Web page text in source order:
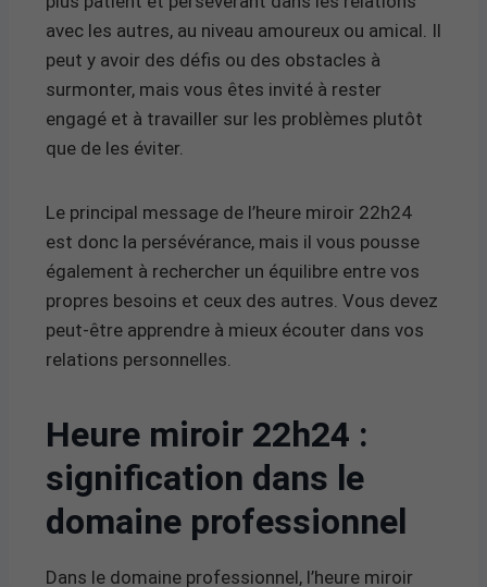
avec les autres, au niveau amoureux ou amical. Il
peut y avoir des défis ou des obstacles à
surmonter, mais vous êtes invité à rester
engagé et à travailler sur les problèmes plutôt
que de les éviter.
Le principal message de l’heure miroir 22h24
est donc la persévérance, mais il vous pousse
également à rechercher un équilibre entre vos
propres besoins et ceux des autres. Vous devez
peut-être apprendre à mieux écouter dans vos
relations personnelles.
Heure miroir 22h24 :
signification dans le
domaine professionnel
Dans le domaine professionnel, l’heure miroir